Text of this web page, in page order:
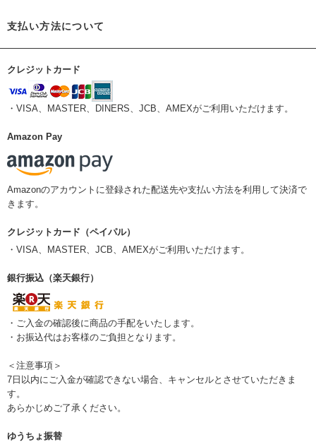
支払い方法について
クレジットカード
・VISA、MASTER、DINERS、JCB、AMEXがご利用いただけます。
Amazon Pay
Amazonのアカウントに登録された配送先や支払い方法を利用して決済で
きます。
クレジットカード（ペイパル）
・VISA、MASTER、JCB、AMEXがご利用いただけます。
銀行振込（楽天銀行）
・ご入金の確認後に商品の手配をいたします。
・お振込代はお客様のご負担となります。
＜注意事項＞
7日以内にご入金が確認できない場合、キャンセルとさせていただきま
す。
あらかじめご了承ください。
ゆうちょ振替